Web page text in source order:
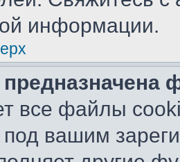
информации.
предназначена
все файлы
под вашим